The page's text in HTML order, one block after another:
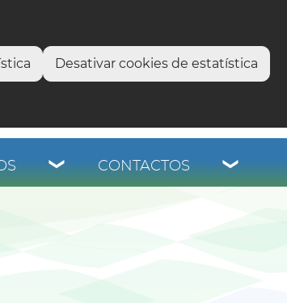
Desativar cookies de estatística
CONTACTOS